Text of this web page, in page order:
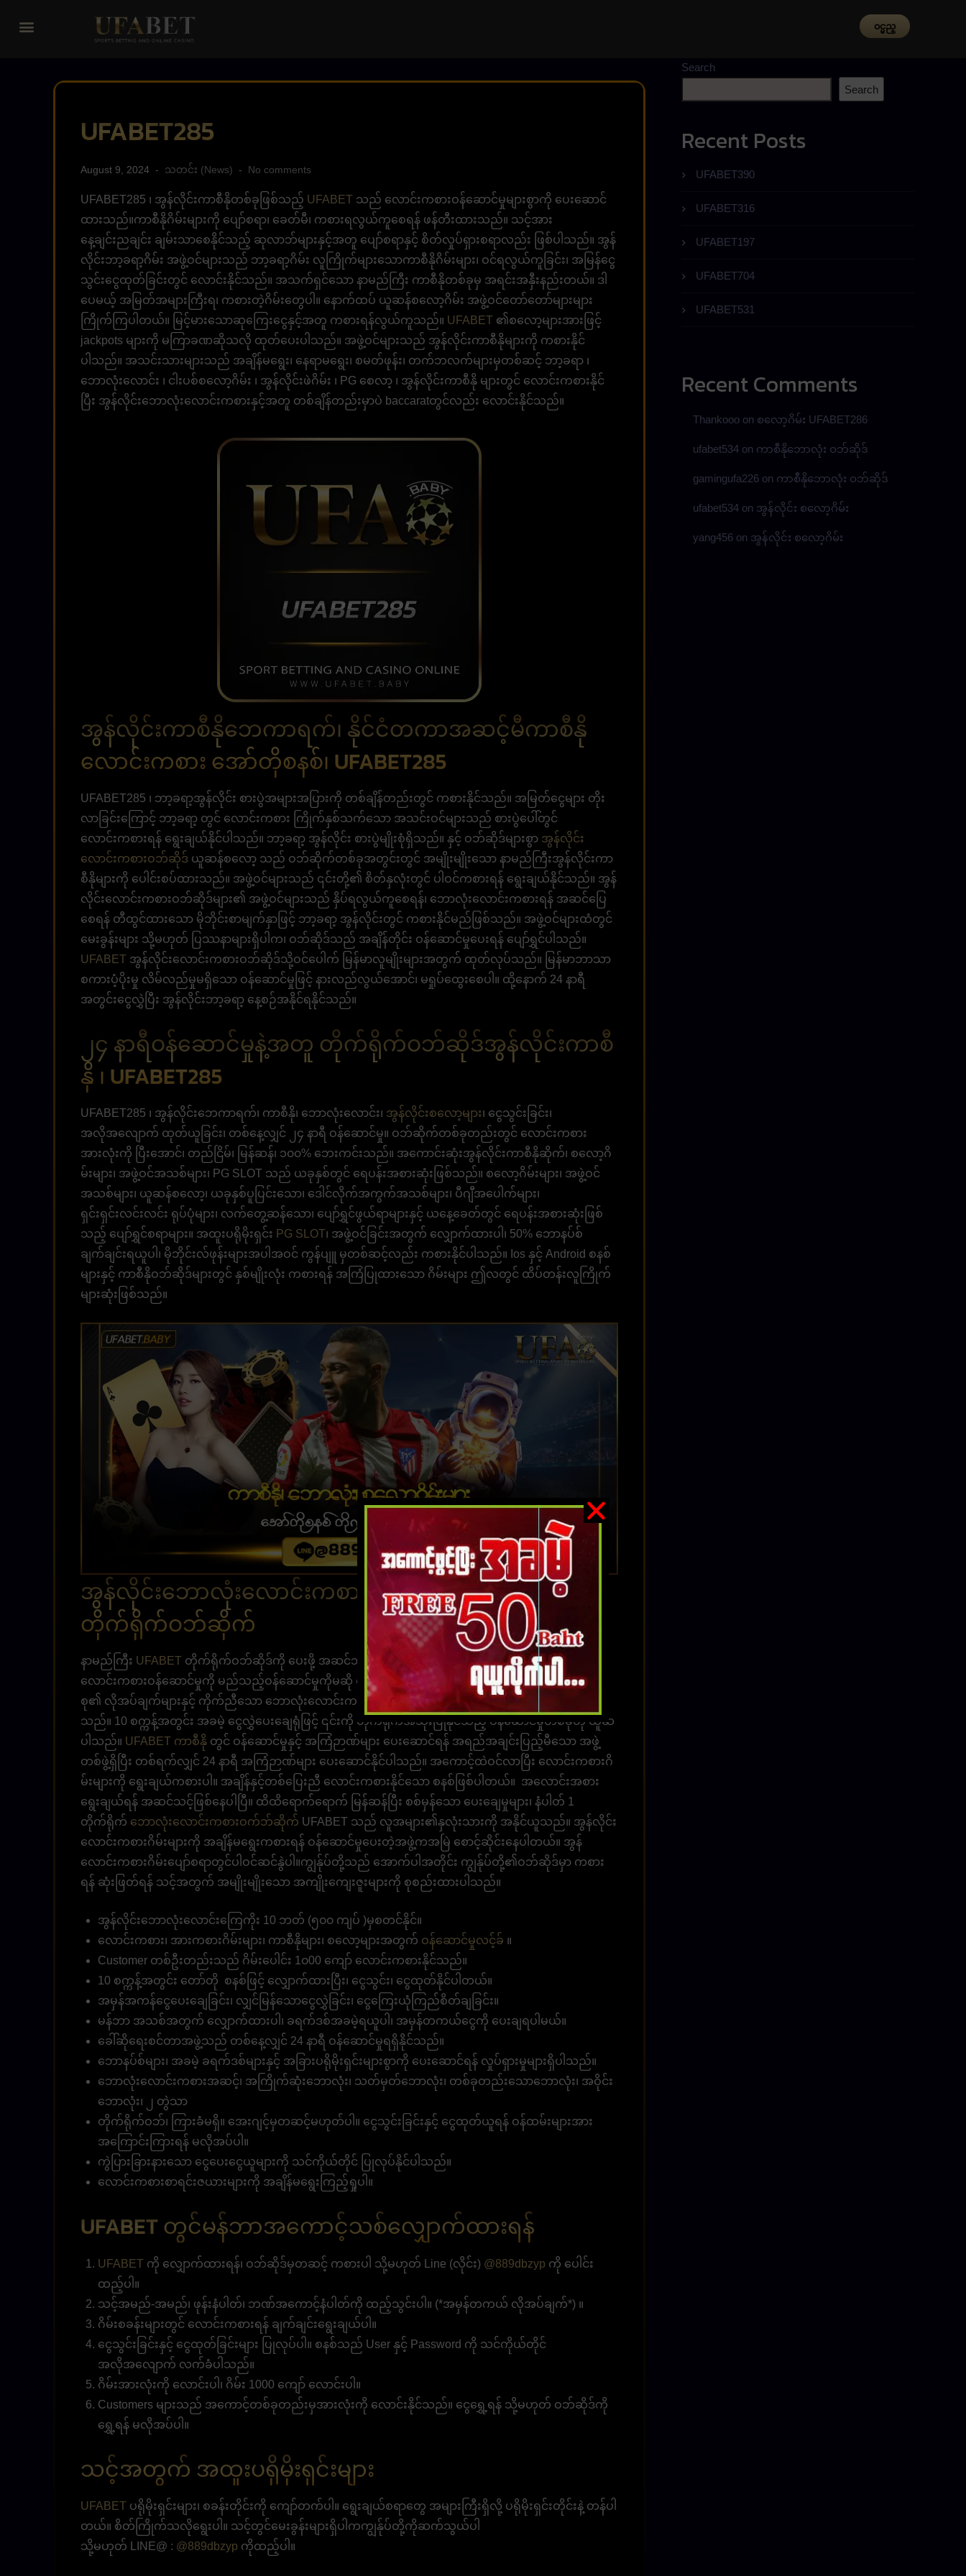
၀င္မည္
UFABET285
August 9, 2024 သတင်း (News) No comments
UFABET285 ၊ အွန်လိုင်းကာစီနိုတစ်ခုဖြစ်သည့် UFABET သည် လောင်းကစားဝန်ဆောင်မှုများစွာကို ပေးဆောင်
ထားသည်။ကာစီနိုဂိမ်းများကို ပျော်စရာ၊ ခေတ်မီ၊ ကစားရလွယ်ကူစေရန် ဖန်တီးထားသည်။ သင့်အား
နေ့ချင်းညချင်း ချမ်းသာစေနိုင်သည့် ဆုလာဘ်များနှင့်အတူ ပျော်စရာနှင့် စိတ်လှုပ်ရှားစရာလည်း ဖြစ်ပါသည်။ အွန်
လိုင်းဘာ့ခရာ့ဂိမ်း အဖွဲ့ဝင်များသည် ဘာ့ခရာ့ဂိမ်း လူကြိုက်များသောကာစီနိုဂိမ်းများ၊ ဝင်ရလွယ်ကူခြင်း၊ အမြန်ငွေ
သွင်းငွေထုတ်ခြင်းတွင် လောင်းနိုင်သည်။ အသက်ရှင်သော နာမည်ကြီး ကာစီနိုတစ်ခုမှ အရင်းအနှီးနည်းတယ်။ ဒါ
ပေမယ့် အမြတ်အများကြီးရ၊ ကစားတဲ့ဂိမ်းတွေပါ။ နောက်ထပ် ယူဆန်စလော့ဂိမ်း အဖွဲ့ဝင်တော်တော်များများ
ကြိုက်ကြပါတယ်။ မြင့်မားသောဆုကြေးငွေနှင့်အတူ ကစားရန်လွယ်ကူသည်။ UFABET ၏စလော့များအားဖြင့်
jackpots များကို မကြာခဏဆိုသလို ထုတ်ပေးပါသည်။ အဖွဲ့ဝင်များသည် အွန်လိုင်းကာစီနိုများကို ကစားနိုင်
ပါသည်။ အသင်းသားများသည် အချိန်မရွေး၊ နေရာမရွေး၊ စမတ်ဖုန်း၊ တက်ဘလက်များမှတစ်ဆင့် ဘာ့ခရာ ၊
ဘောလုံးလောင်း ၊ ငါးပစ်စလော့ဂိမ်း ၊ အွန်လိုင်းဖဲဂိမ်း ၊ PG စေလာ့ ၊ အွန်လိုင်းကာစီနို များတွင် လောင်းကစားနိုင်
ပြီး အွန်လိုင်းဘောလုံးလောင်းကစားနှင့်အတူ တစ်ချိန်တည်းမှာပဲ baccaratတွင်လည်း လောင်းနိုင်သည်။
အွန်လိုင်းကာစီနိုဘေကာရက်၊ နိုင်ငံတကာအဆင့်မီကာစီနို
လောင်းကစား အော်တိုစနစ်၊ UFABET285
UFABET285 ၊ ဘာ့ခရာ့အွန်လိုင်း စားပွဲအများအပြားကို တစ်ချိန်တည်းတွင် ကစားနိုင်သည်။ အမြတ်ငွေများ တိုး
လာခြင်းကြောင့် ဘာ့ခရာ့ တွင် လောင်းကစား ကြိုက်နှစ်သက်သော အသင်းဝင်များသည် စားပွဲပေါ်တွင်
လောင်းကစားရန် ရွေးချယ်နိုင်ပါသည်။ ဘာ့ခရာ့ အွန်လိုင်း စားပွဲမျိုးစုံရှိသည်။ နှင့် ဝဘ်ဆိုဒ်များစွာ အွန်လိုင်း
လောင်းကစားဝဘ်ဆိုဒ် ယူဆန်စလော့ သည် ဝဘ်ဆိုက်တစ်ခုအတွင်းတွင် အမျိုးမျိုးသော နာမည်ကြီးအွန်လိုင်းကာ
စီနိုများကို ပေါင်းစပ်ထားသည်။ အဖွဲ့ဝင်များသည် ၎င်းတို့၏ စိတ်နှလုံးတွင် ပါဝင်ကစားရန် ရွေးချယ်နိုင်သည်။ အွန်
လိုင်းလောင်းကစားဝဘ်ဆိုဒ်များ၏ အဖွဲ့ဝင်များသည် နှိပ်ရလွယ်ကူစေရန်၊ ဘောလုံးလောင်းကစားရန် အဆင်ပြေ
စေရန် တီထွင်ထားသော မိုဘိုင်းစာမျက်နှာဖြင့် ဘာ့ခရာ့ အွန်လိုင်းတွင် ကစားနိုင်မည်ဖြစ်သည်။ အဖွဲ့ဝင်များထံတွင်
မေးခွန်းများ သို့မဟုတ် ပြဿနာများရှိပါက၊ ဝဘ်ဆိုဒ်သည် အချိန်တိုင်း ဝန်ဆောင်မှုပေးရန် ပျော်ရွှင်ပါသည်။
UFABET အွန်လိုင်းလောင်းကစားဝဘ်ဆိုဒ်သို့ဝင်ပေါက် မြန်မာလူမျိုးများအတွက် ထုတ်လုပ်သည်။ မြန်မာဘာသာ
စကားပံ့ပိုးမှု လိမ်လည်မှုမရှိသော ဝန်ဆောင်မှုဖြင့် နားလည်လွယ်အောင်၊ မရှုပ်ထွေးစေပါ။ ထို့နောက် 24 နာရီ
အတွင်းငွေလွှဲပြီး အွန်လိုင်းဘာ့ခရာ့ နေ့စဉ်အနိုင်ရနိုင်သည်။
၂၄ နာရီဝန်ဆောင်မှုနဲ့အတူ တိုက်ရိုက်ဝဘ်ဆိုဒ်အွန်လိုင်းကာစီ
နို ၊ UFABET285
UFABET285 ၊ အွန်လိုင်းဘေကာရက်၊ ကာစီနို၊ ဘောလုံးလောင်း၊ အွန်လိုင်းစလော့များ၊ ငွေသွင်းခြင်း၊
အလိုအလျောက် ထုတ်ယူခြင်း၊ တစ်နေ့လျှင် ၂၄ နာရီ ဝန်ဆောင်မှု။ ဝဘ်ဆိုက်တစ်ခုတည်းတွင် လောင်းကစား
အားလုံးကို ပြီးအောင်၊ တည်ငြိမ်၊ မြန်ဆန်၊ ၁၀၀% ဘေးကင်းသည်။ အကောင်းဆုံးအွန်လိုင်းကာစီနိုဆိုက်၊ စလော့ဂိ
မ်းများ၊ အဖွဲ့ဝင်အသစ်များ၊ PG SLOT သည် ယခုနှစ်တွင် ရေပန်းအစားဆုံးဖြစ်သည်။ စလော့ဂိမ်းများ၊ အဖွဲ့ဝင်
အသစ်များ၊ ယူဆန်စလော့၊ ယခုနှစ်ပူပြင်းသော၊ ဒေါင်လိုက်အကွက်အသစ်များ၊ ပီဂျီအပေါက်များ၊
ရှင်းရှင်းလင်းလင်း ရုပ်ပုံများ၊ လက်တွေ့ဆန်သော၊ ပျော်ရွှင်ဖွယ်ရာများနှင့် ယနေ့ခေတ်တွင် ရေပန်းအစားဆုံးဖြစ်
သည့် ပျော်ရွှင်စရာများ။ အထူးပရိုမိုးရှင်း PG SLOT၊ အဖွဲ့ဝင်ခြင်းအတွက် လျှောက်ထားပါ၊ 50% ဘောနပ်စ်
ချက်ချင်းရယူပါ၊ မိုဘိုင်းလ်ဖုန်းများအပါအဝင် ကွန်ပျူ မှတစ်ဆင့်လည်း ကစားနိုင်ပါသည်။ Ios နှင့် Android စနစ်
များနှင့် ကာစီနိုဝဘ်ဆိုဒ်များတွင် နှစ်မျိုးလုံး ကစားရန် အကြံပြုထားသော ဂိမ်းများ ဤလတွင် ထိပ်တန်းလူကြိုက်
များဆုံးဖြစ်သည်။
အွန်လိုင်းဘောလုံးလောင်းကစား ၊UFABET အတွက်
တိုက်ရိုက်ဝဘ်ဆိုက်
နာမည်ကြီး UFABET တိုက်ရိုက်ဝဘ်ဆိုဒ်ကို ပေးဖို့ အဆင်သင့်ဖြစ်နေပါပြီ။ နိုင်ငံ၏အကောင်းဆုံးဘောလုံး
လောင်းကစားဝန်ဆောင်မှုကို မည်သည့်ဝန်ဆောင်မှုကိုမဆို ပေးဆောင်ရန် အသင့်ဖြစ်ပြီး၊ အပလီကေးရှင်းအများ
စု၏ လိုအပ်ချက်များနှင့် ကိုက်ညီသော ဘောလုံးလောင်းကစားကို ရွေးချယ်ပါ။ စီတ်ချရပြီး ငွေကြေးအရ လုံခြုံ
သည်။ 10 စက္ကန့်အတွင်း အခမဲ့ ငွေလွှဲပေးချေရုံဖြင့် ၎င်းကို တိုက်ရိုက်အသုံးပြုနိုင်သည့် ဝန်ဆောင်မှုတစ်ခုဟု ယူဆ
ပါသည်။ UFABET ကာစီနို တွင် ဝန်ဆောင်မှုနှင့် အကြံဉာဏ်များ ပေးဆောင်ရန် အရည်အချင်းပြည့်မီသော အဖွဲ့
တစ်ဖွဲ့ရှိပြီး တစ်ရက်လျှင် 24 နာရီ အကြံဉာဏ်များ ပေးဆောင်နိုင်ပါသည်။ အကောင့်ထဲဝင်လာပြီး လောင်းကစားဂိ
မ်းများကို ရွေးချယ်ကစားပါ။ အချိန်နှင့်တစ်ပြေးညီ လောင်းကစားနိုင်သော စနစ်ဖြစ်ပါတယ်။ အလောင်းအစား
ရွေးချယ်ရန် အဆင်သင့်ဖြစ်နေပါပြီ။ ထိထိရောက်ရောက် မြန်ဆန်ပြီး စစ်မှန်သော ပေးချေမှုများ၊ နံပါတ် 1
တိုက်ရိုက် ဘောလုံးလောင်းကစားဝက်ဘ်ဆိုက် UFABET သည် လူအများ၏နှလုံးသားကို အနိုင်ယူသည်။ အွန်လိုင်း
လောင်းကစားဂိမ်းများကို အချိန်မရွေးကစားရန် ဝန်ဆောင်မှုပေးတဲ့အဖွဲ့ကအမြဲ စောင့်ဆိုင်းနေပါတယ်။ အွန်
လောင်းကစားဂိမ်းပျော်စရာတွင်ပါဝင်ဆင်နွဲပါ။ကျွန်ုပ်တို့သည် အောက်ပါအတိုင်း ကျွန်ုပ်တို့၏ဝဘ်ဆိုဒ်မှာ ကစား
ရန် ဆုံးဖြတ်ရန် သင့်အတွက် အမျိုးမျိုးသော အကျိုးကျေးဇူးများကို စုစည်းထားပါသည်။
အွန်လိုင်းဘောလုံးလောင်းကြေကိုး 10 ဘတ် (၅၀၀ ကျပ် )မှစတင်နိုင်။
လောင်းကစား၊ အားကစားဂိမ်းများ၊ ကာစီနိုများ၊ စလော့များအတွက် ဝန်ဆောင်မှုလင့်ခ် ။
Customer တစ်ဦးတည်းသည် ဂိမ်းပေါင်း 1၀00 ကျော် လောင်းကစားနိုင်သည်။
10 စက္ကန့်အတွင်း တော်တို စနစ်ဖြင့် လျှောက်ထားပြီး၊ ငွေသွင်း၊ ငွေထုတ်နိုင်ပါတယ်။
အမှန်အကန်ငွေပေးချေခြင်း၊ လျှင်မြန်သောငွေလွှဲခြင်း၊ ငွေကြေးယုံကြည်စိတ်ချခြင်း။
မန်ဘာ အသစ်အတွက် လျှောက်ထားပါ၊ ခရက်ဒစ်အခမဲ့ရယူပါ၊ အမှန်တကယ်ငွေကို ပေးချရပါမယ်။
ခေါ်ဆိုရေးစင်တာအဖွဲ့သည် တစ်နေ့လျှင် 24 နာရီ ဝန်ဆောင်မှုရရှိနိုင်သည်။
ဘောနပ်စ်များ၊ အခမဲ့ ခရက်ဒစ်များနှင့် အခြားပရိုမိုးရှင်းများစွာကို ပေးဆောင်ရန် လှုပ်ရှားမှုများရှိပါသည်။
ဘောလုံးလောင်းကစားအဆင့်၊ အကြိုက်ဆုံးဘောလုံး၊ သတ်မှတ်ဘောလုံး၊ တစ်ခုတည်းသောဘောလုံး၊ အဝိုင်း
ဘောလုံး၊ ၂ တွဲသာ
တိုက်ရိုက်ဝဘ်၊ ကြားခံမရှိ။ အေးဂျင့်မှတဆင့်မဟုတ်ပါ။ ငွေသွင်းခြင်းနှင့် ငွေထုတ်ယူရန် ဝန်ထမ်းများအား
အကြောင်းကြားရန် မလိုအပ်ပါ။
ကွဲပြားခြားနားသော ငွေပေးငွေယူများကို သင်ကိုယ်တိုင် ပြုလုပ်နိုင်ပါသည်။
လောင်းကစားစာရင်းဇယားများကို အချိန်မရွေးကြည့်ရှုပါ။
UFABET တွင်မန်ဘာအကောင့်သစ်လျှောက်ထားရန်
UFABET ကို လျှောက်ထားရန်၊ ဝဘ်ဆိုဒ်မှတဆင့် ကစားပါ သို့မဟုတ် Line (လိုင်း) @889dbzyp ကို ပေါင်း
ထည့်ပါ။
သင့်အမည်-အမည်၊ ဖုန်းနံပါတ်၊ ဘဏ်အကောင့်နံပါတ်ကို ထည့်သွင်းပါ။ (*အမှန်တကယ် လိုအပ်ချက်*) ။
ဂိမ်းစခန်းများတွင် လောင်းကစားရန် ချက်ချင်းရွေးချယ်ပါ။
ငွေသွင်းခြင်းနှင့် ငွေထုတ်ခြင်းများ ပြုလုပ်ပါ။ စနစ်သည် User နှင့် Password ကို သင်ကိုယ်တိုင်
အလိုအလျောက် လက်ခံပါသည်။
ဂိမ်းအားလုံးကို လောင်းပါ၊ ဂိမ်း 1000 ကျော် လောင်းပါ။
Customers များသည် အကောင့်တစ်ခုတည်းမှအားလုံးကို လောင်းနိုင်သည်။ ငွေရွှေ့ရန် သို့မဟုတ် ဝဘ်ဆိုဒ်ကို
ရွှေ့ရန် မလိုအပ်ပါ။
သင့်အတွက် အထူးပရိုမိုးရှင်းများ
UFABET ပရိုမိုးရှင်းများ၊ စခန်းတိုင်းကို ကျော်တက်ပါ။ ရွေးချယ်စရာတွေ အများကြီးရှိလို့ ပရိုမိုးရှင်းတိုင်းနဲ့ တန်ပါ
တယ်။ စိတ်ကြိုက်သလိုရွေးပါ။ သင့်တွင်မေးခွန်းများရှိပါကကျွန်ုပ်တို့ကိုဆက်သွယ်ပါ
သို့မဟုတ် LINE@ : @889dbzyp ကိုထည့်ပါ။
Search
Search
Recent Posts
UFABET390
UFABET316
UFABET197
UFABET704
UFABET531
Recent Comments
Thankooo on စလော့ဂိမ်း UFABET286
ufabet534 on ကာစီနိုဘောလုံး ဝဘ်ဆိုဒ်
gamingufa226 on ကာစီနိုဘောလုံး ဝဘ်ဆိုဒ်
ufabet534 on အွန်လိုင်း စလော့ဂိမ်း
yang456 on အွန်လိုင်း စလော့ဂိမ်း